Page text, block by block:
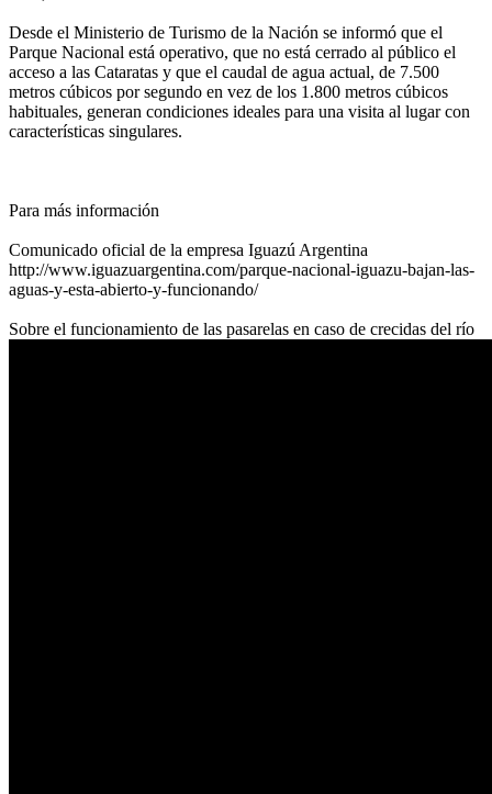
Desde el Ministerio de Turismo de la Nación se informó que el
Parque Nacional está operativo, que no está cerrado al público el
acceso a las Cataratas y que el caudal de agua actual, de 7.500
metros cúbicos por segundo en vez de los 1.800 metros cúbicos
habituales, generan condiciones ideales para una visita al lugar con
características singulares.
Para más información
Comunicado oficial de la empresa Iguazú Argentina
http://www.iguazuargentina.com/parque-nacional-iguazu-bajan-las-
aguas-y-esta-abierto-y-funcionando/
Sobre el funcionamiento de las pasarelas en caso de crecidas del río